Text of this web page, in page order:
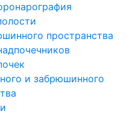
пространства
и забрюшинного